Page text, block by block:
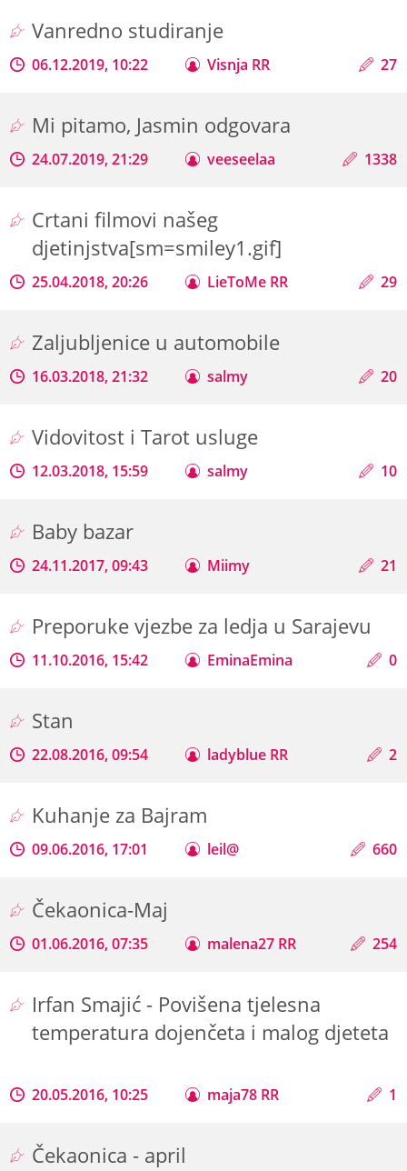
Vanredno studiranje
06.12.2019, 10:22 Visnja RR 27
Mi pitamo, Jasmin odgovara
24.07.2019, 21:29 veeseelaa 1338
Crtani filmovi našeg
djetinjstva[sm=smiley1.gif]
25.04.2018, 20:26 LieToMe RR 29
Zaljubljenice u automobile
16.03.2018, 21:32 salmy 20
Vidovitost i Tarot usluge
12.03.2018, 15:59 salmy 10
Baby bazar
24.11.2017, 09:43 Miimy 21
Preporuke vjezbe za ledja u Sarajevu
11.10.2016, 15:42 EminaEmina 0
Stan
22.08.2016, 09:54 ladyblue RR 2
Kuhanje za Bajram
09.06.2016, 17:01 leil@ 660
Čekaonica-Maj
01.06.2016, 07:35 malena27 RR 254
Irfan Smajić - Povišena tjelesna
temperatura dojenčeta i malog djeteta
20.05.2016, 10:25 maja78 RR 1
Čekaonica - april